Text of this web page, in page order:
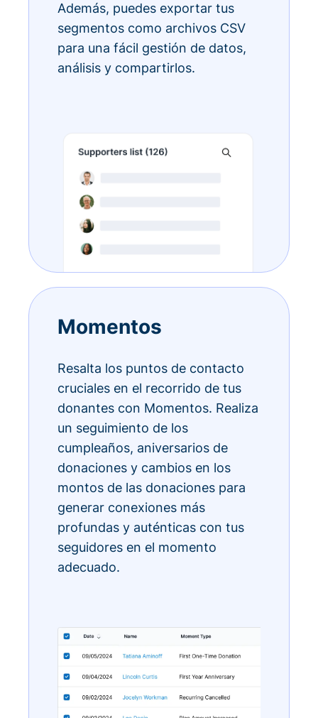
Además, puedes exportar tus
segmentos como archivos CSV
para una fácil gestión de datos,
análisis y compartirlos.
Momentos
Resalta los puntos de contacto
cruciales en el recorrido de tus
donantes con Momentos. Realiza
un seguimiento de los
cumpleaños, aniversarios de
donaciones y cambios en los
montos de las donaciones para
generar conexiones más
profundas y auténticas con tus
seguidores en el momento
adecuado.